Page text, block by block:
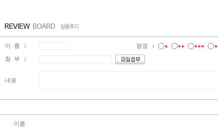
이 름 : 평점 : ★ ★★ ★★★
첨 부 :
내용
이름